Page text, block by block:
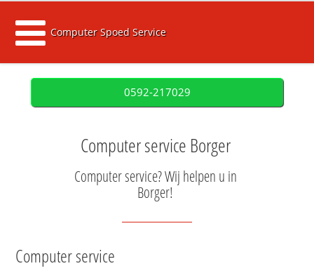
Computer Spoed Service
0592-217029
Computer service Borger
Computer service? Wij helpen u in
Borger!
Computer service